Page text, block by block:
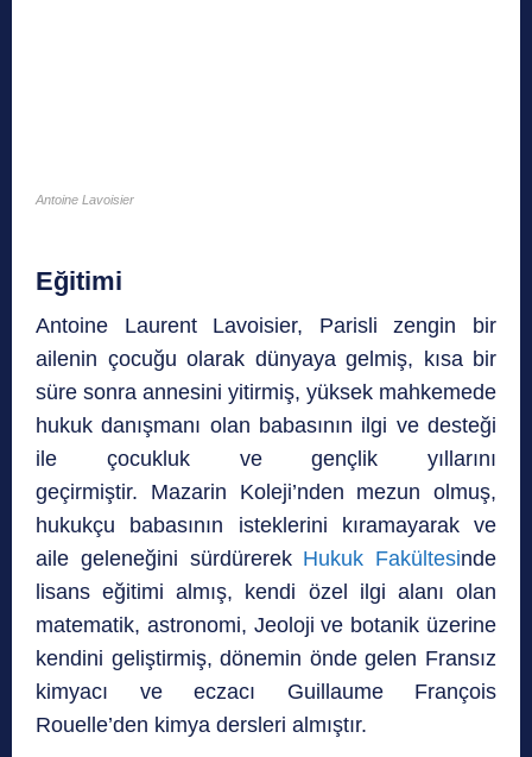
Antoine Lavoisier
Eğitimi
Antoine Laurent Lavoisier, Parisli zengin bir
ailenin çocuğu olarak dünyaya gelmiş, kısa bir
süre sonra annesini yitirmiş, yüksek mahkemede
hukuk danışmanı olan babasının ilgi ve desteği
ile çocukluk ve gençlik yıllarını
geçirmiştir. Mazarin Koleji’nden mezun olmuş,
hukukçu babasının isteklerini kıramayarak ve
aile geleneğini sürdürerek Hukuk Fakültesinde
lisans eğitimi almış, kendi özel ilgi alanı olan
matematik, astronomi, Jeoloji ve botanik üzerine
kendini geliştirmiş, dönemin önde gelen Fransız
kimyacı ve eczacı Guillaume François
Rouelle’den kimya dersleri almıştır.